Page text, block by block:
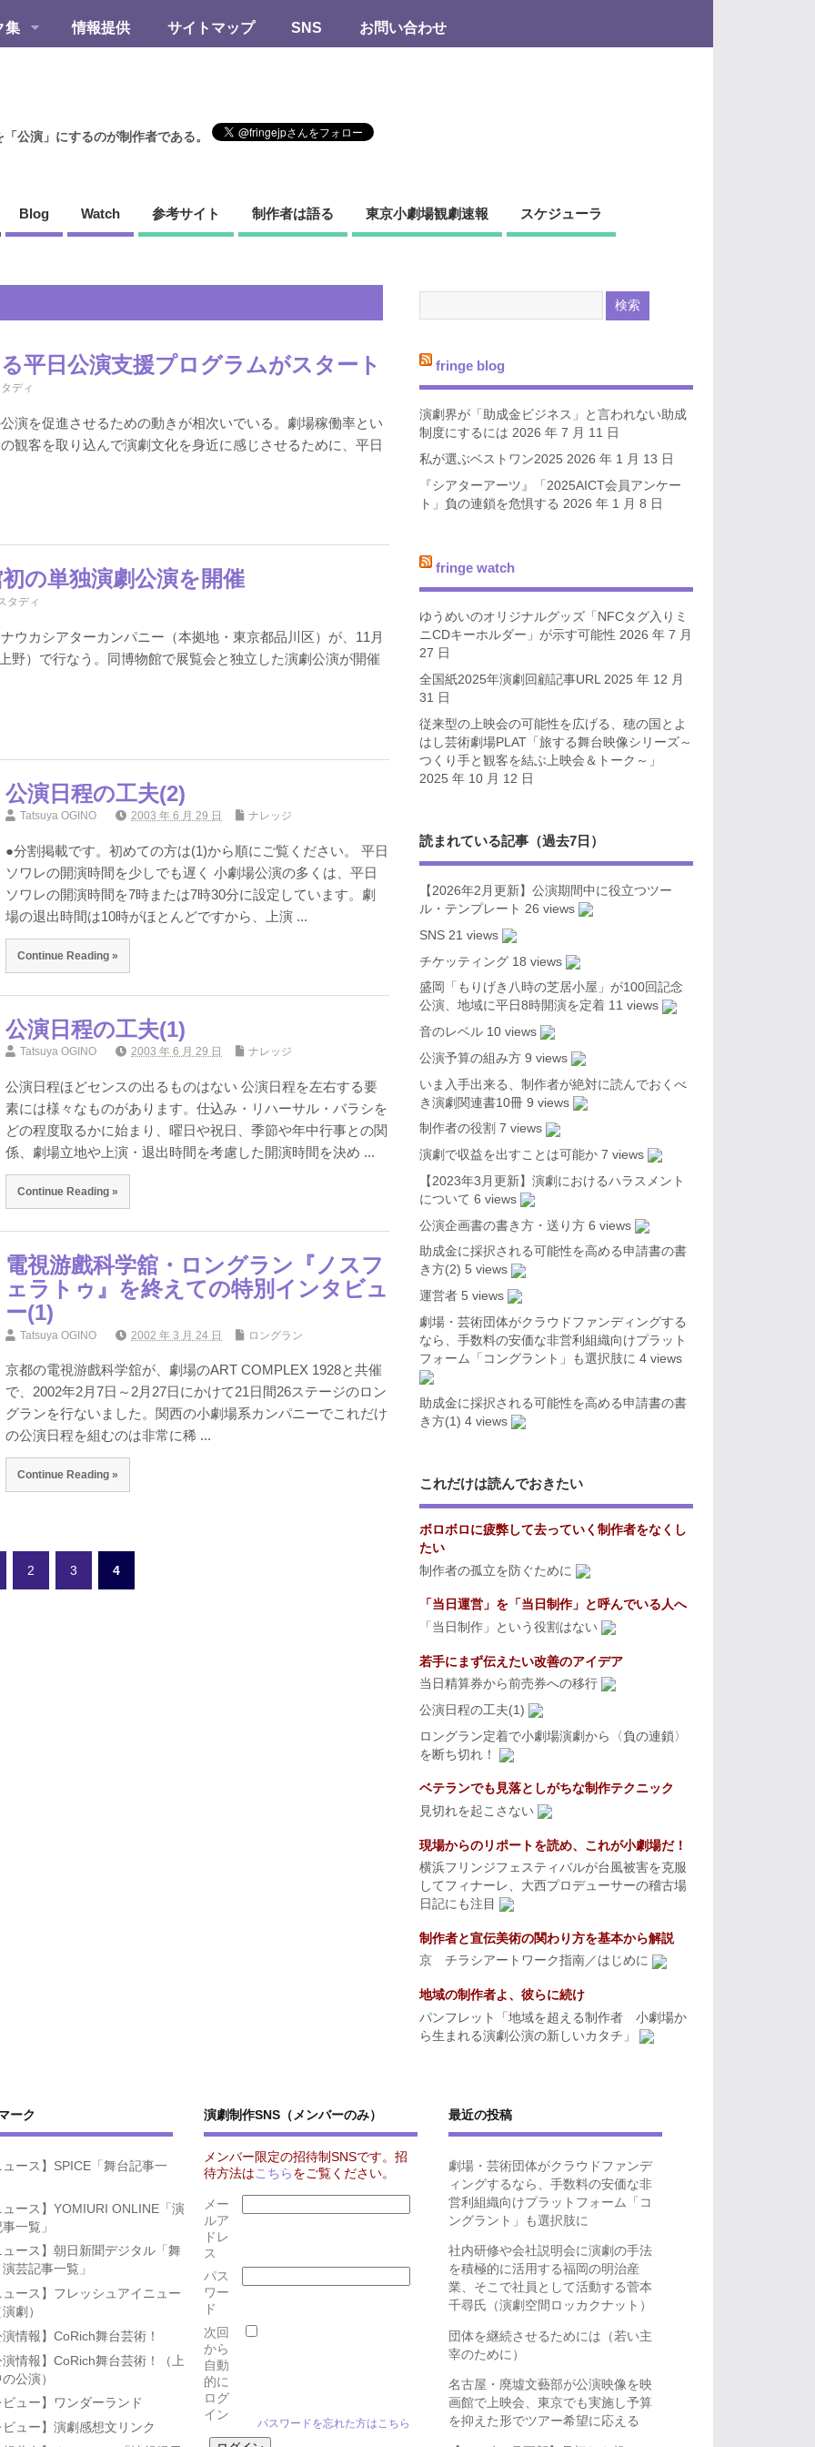
集 情報提供 サイトマップ SNS お問い合わせ
公演」にするのが制作者である。
Blog Watch 参考サイト 制作者は語る 東京小劇場観劇速報 スケジューラ
平日公演支援プログラムがスタート
ディ
演を促進させるための動きが相次いでいる。劇場稼働率とい
観客を取り込んで演劇文化を身近に感じさせるために、平日
の単独演劇公演を開催
タディ
ウカシアターカンパニー（本拠地・東京都品川区）が、11月
野）で行なう。同博物館で展覧会と独立した演劇公演が開催
公演日程の工夫(2)
Tatsuya OGINO 2003 年 6 月 29 日 ナレッジ
●分割掲載です。初めての方は(1)から順にご覧ください。 平日
ソワレの開演時間を少しでも遅く 小劇場公演の多くは、平日
ソワレの開演時間を7時または7時30分に設定しています。劇
場の退出時間は10時がほとんどですから、上演 ...
Continue Reading »
公演日程の工夫(1)
Tatsuya OGINO 2003 年 6 月 29 日 ナレッジ
公演日程ほどセンスの出るものはない 公演日程を左右する要
素には様々なものがあります。仕込み・リハーサル・バラシを
どの程度取るかに始まり、曜日や祝日、季節や年中行事との関
係、劇場立地や上演・退出時間を考慮した開演時間を決め ...
Continue Reading »
電視游戲科学舘・ロングラン『ノスフ
ェラトゥ』を終えての特別インタビュ
ー(1)
Tatsuya OGINO 2002 年 3 月 24 日 ロングラン
京都の電視游戲科学舘が、劇場のART COMPLEX 1928と共催
で、2002年2月7日～2月27日にかけて21日間26ステージのロン
グランを行ないました。関西の小劇場系カンパニーでこれだけ
の公演日程を組むのは非常に稀 ...
Continue Reading »
2 3 4
fringe blog
演劇界が「助成金ビジネス」と言われない助成
制度にするには 2026 年 7 月 11 日
私が選ぶベストワン2025 2026 年 1 月 13 日
『シアターアーツ』「2025AICT会員アンケー
ト」負の連鎖を危惧する 2026 年 1 月 8 日
fringe watch
ゆうめいのオリジナルグッズ「NFCタグ入りミ
ニCDキーホルダー」が示す可能性 2026 年 7 月
27 日
全国紙2025年演劇回顧記事URL 2025 年 12 月
31 日
従来型の上映会の可能性を広げる、穂の国とよ
はし芸術劇場PLAT「旅する舞台映像シリーズ～
つくり手と観客を結ぶ上映会＆トーク～」
2025 年 10 月 12 日
読まれている記事（過去7日）
【2026年2月更新】公演期間中に役立つツー
ル・テンプレート 26 views
SNS 21 views
チケッティング 18 views
盛岡「もりげき八時の芝居小屋」が100回記念
公演、地域に平日8時開演を定着 11 views
音のレベル 10 views
公演予算の組み方 9 views
いま入手出来る、制作者が絶対に読んでおくべ
き演劇関連書10冊 9 views
制作者の役割 7 views
演劇で収益を出すことは可能か 7 views
【2023年3月更新】演劇におけるハラスメント
について 6 views
公演企画書の書き方・送り方 6 views
助成金に採択される可能性を高める申請書の書
き方(2) 5 views
運営者 5 views
劇場・芸術団体がクラウドファンディングする
なら、手数料の安価な非営利組織向けプラット
フォーム「コングラント」も選択肢に 4 views
助成金に採択される可能性を高める申請書の書
き方(1) 4 views
これだけは読んでおきたい
ボロボロに疲弊して去っていく制作者をなくし
たい
制作者の孤立を防ぐために
「当日運営」を「当日制作」と呼んでいる人へ
「当日制作」という役割はない
若手にまず伝えたい改善のアイデア
当日精算券から前売券への移行
公演日程の工夫(1)
ロングラン定着で小劇場演劇から〈負の連鎖〉
を断ち切れ！
ベテランでも見落としがちな制作テクニック
見切れを起こさない
現場からのリポートを読め、これが小劇場だ！
横浜フリンジフェスティバルが台風被害を克服
してフィナーレ、大西プロデューサーの稽古場
日記にも注目
制作者と宣伝美術の関わり方を基本から解説
京 チラシアートワーク指南／はじめに
地域の制作者よ、彼らに続け
パンフレット「地域を超える制作者 小劇場か
ら生まれる演劇公演の新しいカタチ」
ーク
ュース】SPICE「舞台記事一
ュース】YOMIURI ONLINE「演
一覧」
ュース】朝日新聞デジタル「舞
芸記事一覧」
ュース】フレッシュアイニュー
劇）
情報】CoRich舞台芸術！
演情報】CoRich舞台芸術！（上
公演）
ビュー】ワンダーランド
ビュー】演劇感想文リンク
演劇制作SNS（メンバーのみ）
メンバー限定の招待制SNSです。招
待方法は こちら をご覧ください。
メー
ルア
ドレ
ス
パス
ワー
ド
次回
から
自動
的に
ログ
イン
パスワードを忘れた方はこちら
最近の投稿
劇場・芸術団体がクラウドファンデ
ィングするなら、手数料の安価な非
営利組織向けプラットフォーム「コ
ングラント」も選択肢に
社内研修や会社説明会に演劇の手法
を積極的に活用する福岡の明治産
業、そこで社員として活動する菅本
千尋氏（演劇空間ロッカクナット）
団体を継続させるためには（若い主
宰のために）
名古屋・廃墟文藝部が公演映像を映
画館で上映会、東京でも実施し予算
を抑えた形でツアー希望に応える